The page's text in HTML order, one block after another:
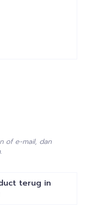
terug in
of e-mail, dan